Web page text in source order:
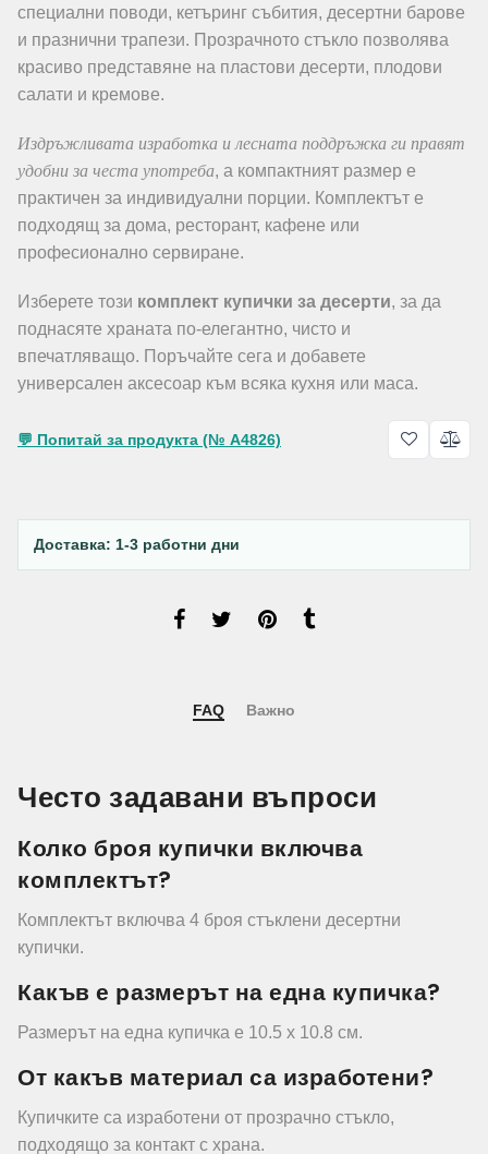
специални поводи, кетъринг събития, десертни барове
и празнични трапези. Прозрачното стъкло позволява
красиво представяне на пластови десерти, плодови
салати и кремове.
Издръжливата изработка и лесната поддръжка ги правят
удобни за честа употреба, а компактният размер е
практичен за индивидуални порции. Комплектът е
подходящ за дома, ресторант, кафене или
професионално сервиране.
Изберете този комплект купички за десерти, за да
поднасяте храната по-елегантно, чисто и
впечатляващо. Поръчайте сега и добавете
универсален аксесоар към всяка кухня или маса.
💬 Попитай за продукта (№ A4826)
Доставка: 1-3 работни дни
FAQ Важно
Често задавани въпроси
Колко броя купички включва
комплектът?
Комплектът включва 4 броя стъклени десертни
купички.
Какъв е размерът на една купичка?
Размерът на една купичка е 10.5 х 10.8 см.
От какъв материал са изработени?
Купичките са изработени от прозрачно стъкло,
подходящо за контакт с храна.